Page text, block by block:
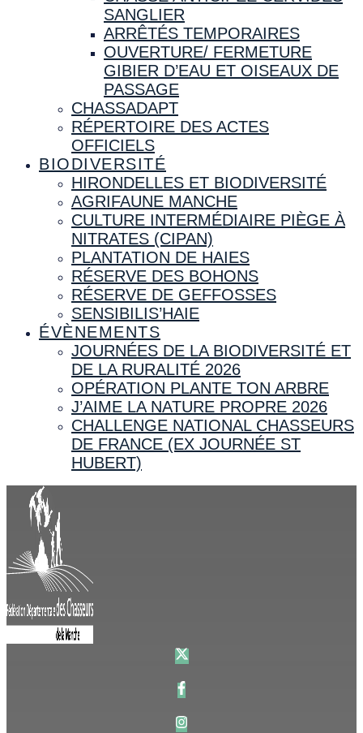
SANGLIER
ARRÊTÉS TEMPORAIRES
OUVERTURE/ FERMETURE
GIBIER D’EAU ET OISEAUX DE
PASSAGE
CHASSADAPT
RÉPERTOIRE DES ACTES
OFFICIELS
BIODIVERSITÉ
HIRONDELLES ET BIODIVERSITÉ
AGRIFAUNE MANCHE
CULTURE INTERMÉDIAIRE PIÈGE À
NITRATES (CIPAN)
PLANTATION DE HAIES
RÉSERVE DES BOHONS
RÉSERVE DE GEFFOSSES
SENSIBILIS’HAIE
ÉVÈNEMENTS
JOURNÉES DE LA BIODIVERSITÉ ET
DE LA RURALITÉ 2026
OPÉRATION PLANTE TON ARBRE
J’AIME LA NATURE PROPRE 2026
CHALLENGE NATIONAL CHASSEURS
DE FRANCE (EX JOURNÉE ST
HUBERT)